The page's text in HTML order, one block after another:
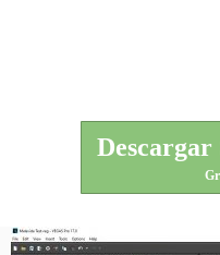
Descargar